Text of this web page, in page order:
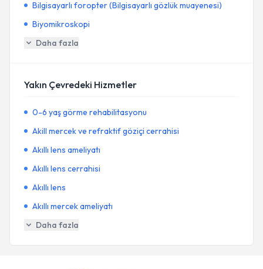
Bilgisayarlı foropter (Bilgisayarlı gözlük muayenesi)
Biyomikroskopi
Daha fazla
Yakın Çevredeki Hizmetler
0-6 yaş görme rehabilitasyonu
Akill mercek ve refraktif göziçi cerrahisi
Akıllı lens ameliyatı
Akıllı lens cerrahisi
Akıllı lens
Akıllı mercek ameliyatı
Daha fazla